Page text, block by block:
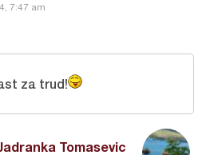
7:47 am
Tomasevic
za trud!